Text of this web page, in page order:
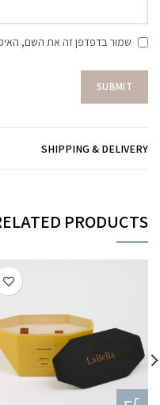
שמור בדפדפן זה את השם,
SHIPPING & DELIVERY
PRODUCTS